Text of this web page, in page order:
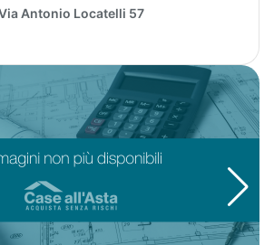
Antonio Locatelli 57